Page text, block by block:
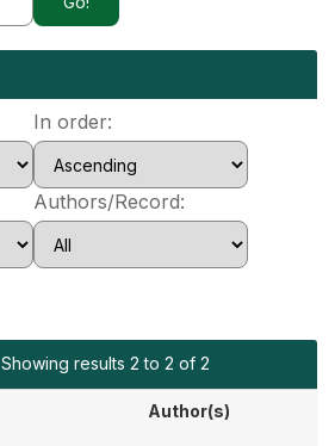
In order:
Authors/Record:
Showing results 2 to 2 of 2
Author(s)